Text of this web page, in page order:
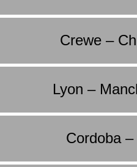
Crewe –
Lyon –
Cordoba